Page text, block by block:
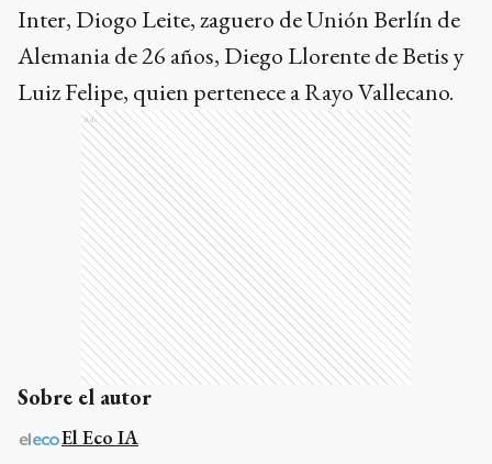
Inter, Diogo Leite, zaguero de Unión Berlín de
Alemania de 26 años, Diego Llorente de Betis y
Luiz Felipe, quien pertenece a Rayo Vallecano.
Ads
Sobre el autor
El Eco IA